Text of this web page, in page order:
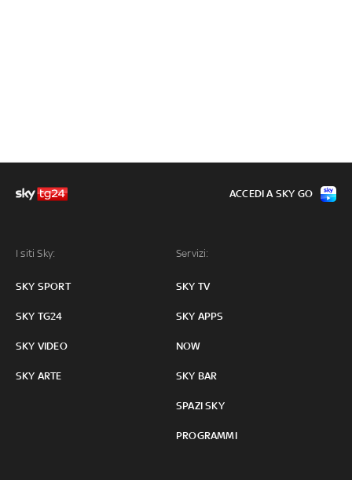
I siti Sky:
SKY SPORT
SKY TG24
SKY VIDEO
SKY ARTE
Servizi:
SKY TV
SKY APPS
NOW
SKY BAR
SPAZI SKY
PROGRAMMI
ACCEDI A SKY GO